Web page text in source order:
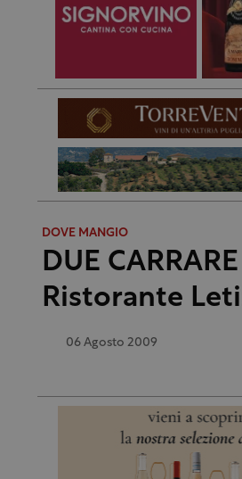
DOVE MANGIO
DUE
Ristorante
06 Agosto 2009